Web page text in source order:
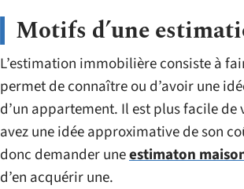
Motifs d’une
L’estimation immobilière consiste à
permet de connaître ou d’avoir une
d’un appartement. Il est plus facile
avez une idée approximative de son
donc demander uneestimaton
d’en acquérir une.